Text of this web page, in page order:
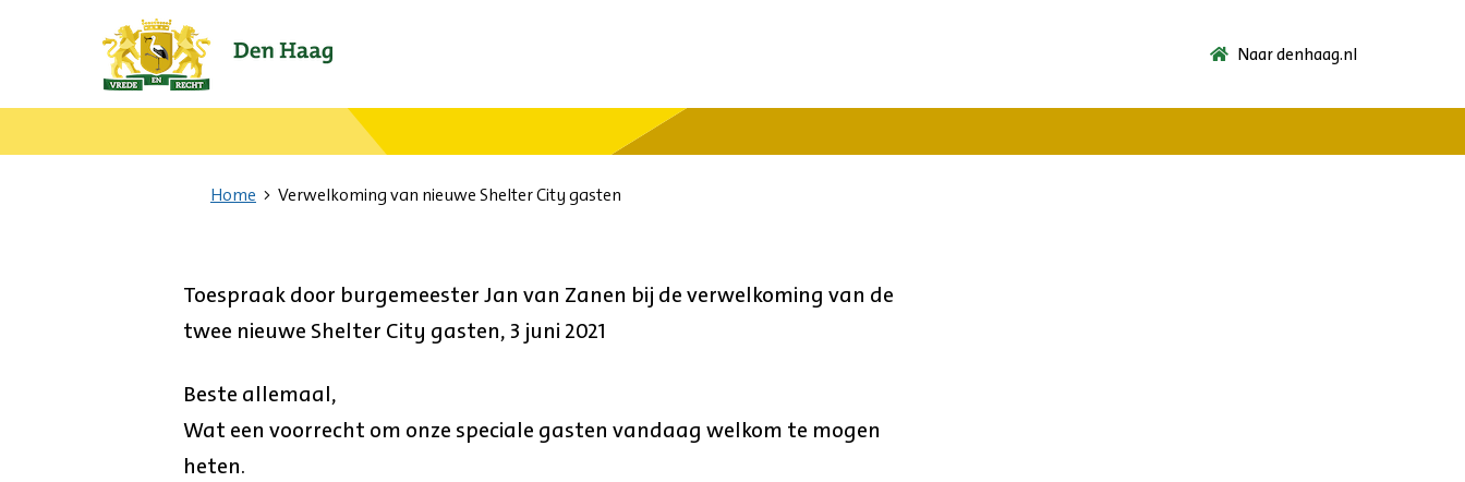
Ga
naar
de
Naar denhaag.nl
Home Verwelkoming van nieuwe Shelter City gasten
Toespraak door burgemeester Jan van Zanen bij de verwelkoming van de
twee nieuwe Shelter City gasten, 3 juni 2021
Beste allemaal,
Wat een voorrecht om onze speciale gasten vandaag welkom te mogen
heten.